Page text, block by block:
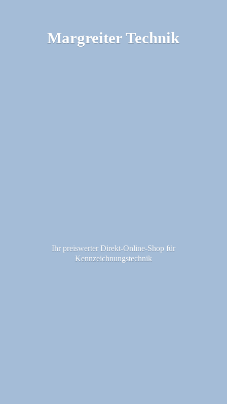
Margreiter Technik
Ihr preiswerter Direkt-Online-Shop für
Kennzeichnungstechnik